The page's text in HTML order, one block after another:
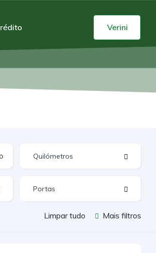
Verini
Limpar tudo Mais filtros